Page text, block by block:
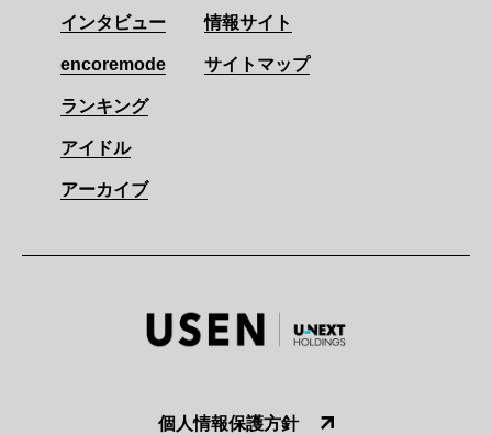
インタビュー
encoremode
ランキング
アイドル
アーカイブ
情報サイト
サイトマップ
個人情報保護方針